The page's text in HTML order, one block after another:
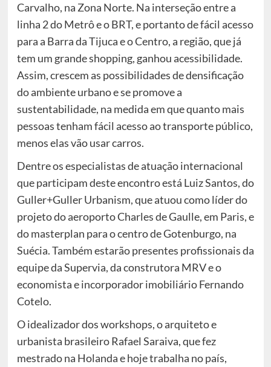
Carvalho, na Zona Norte. Na interseção entre a
linha 2 do Metrô e o BRT, e portanto de fácil acesso
para a Barra da Tijuca e o Centro, a região, que já
tem um grande shopping, ganhou acessibilidade.
Assim, crescem as possibilidades de densificação
do ambiente urbano e se promove a
sustentabilidade, na medida em que quanto mais
pessoas tenham fácil acesso ao transporte público,
menos elas vão usar carros.
Dentre os especialistas de atuação internacional
que participam deste encontro está Luiz Santos, do
Guller+Guller Urbanism, que atuou como líder do
projeto do aeroporto Charles de Gaulle, em Paris, e
do masterplan para o centro de Gotenburgo, na
Suécia. Também estarão presentes profissionais da
equipe da Supervia, da construtora MRV e o
economista e incorporador imobiliário Fernando
Cotelo.
O idealizador dos workshops, o arquiteto e
urbanista brasileiro Rafael Saraiva, que fez
mestrado na Holanda e hoje trabalha no país,